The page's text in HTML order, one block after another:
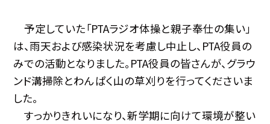
予定していた「PTAラジオ体操と親子奉仕の集い」
は、雨天および感染状況を考慮し中止し、PTA役員の
みでの活動となりました。PTA役員の皆さんが、グラウ
ンド溝掃除とわんぱく山の草刈りを行ってくださいま
した。
すっかりきれいになり、新学期に向けて環境が整い